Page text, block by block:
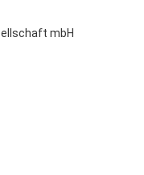
mbH